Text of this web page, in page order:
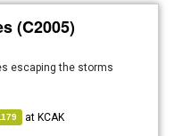
(C2005)
escaping the storms
atKCAK